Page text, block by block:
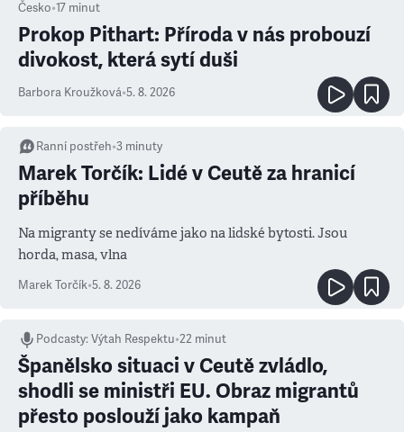
Česko•17 minut
Prokop Pithart: Příroda v nás probouzí
divokost, která sytí duši
Barbora Kroužková•5. 8. 2026
Ranní postřeh•3 minuty
Marek Torčík: Lidé v Ceutě za hranicí
příběhu
Na migranty se nedíváme jako na lidské bytosti. Jsou
horda, masa, vlna
Marek Torčík•5. 8. 2026
Podcasty:Výtah Respektu•22 minut
Španělsko situaci v Ceutě zvládlo,
shodli se ministři EU. Obraz migrantů
přesto poslouží jako kampaň